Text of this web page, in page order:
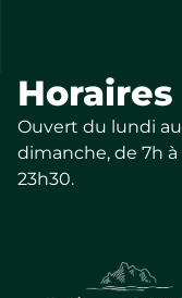
Horaires
Ouvert du lundi au
dimanche, de 7h à
23h30.